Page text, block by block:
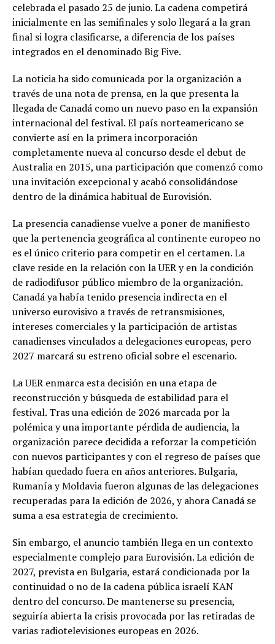
celebrada el pasado 25 de junio. La cadena competirá
inicialmente en las semifinales y solo llegará a la gran
final si logra clasificarse, a diferencia de los países
integrados en el denominado Big Five.
La noticia ha sido comunicada por la organización a
través de una nota de prensa, en la que presenta la
llegada de Canadá como un nuevo paso en la expansión
internacional del festival. El país norteamericano se
convierte así en la primera incorporación
completamente nueva al concurso desde el debut de
Australia en 2015, una participación que comenzó como
una invitación excepcional y acabó consolidándose
dentro de la dinámica habitual de Eurovisión.
La presencia canadiense vuelve a poner de manifiesto
que la pertenencia geográfica al continente europeo no
es el único criterio para competir en el certamen. La
clave reside en la relación con la UER y en la condición
de radiodifusor público miembro de la organización.
Canadá ya había tenido presencia indirecta en el
universo eurovisivo a través de retransmisiones,
intereses comerciales y la participación de artistas
canadienses vinculados a delegaciones europeas, pero
2027 marcará su estreno oficial sobre el escenario.
La UER enmarca esta decisión en una etapa de
reconstrucción y búsqueda de estabilidad para el
festival. Tras una edición de 2026 marcada por la
polémica y una importante pérdida de audiencia, la
organización parece decidida a reforzar la competición
con nuevos participantes y con el regreso de países que
habían quedado fuera en años anteriores. Bulgaria,
Rumanía y Moldavia fueron algunas de las delegaciones
recuperadas para la edición de 2026, y ahora Canadá se
suma a esa estrategia de crecimiento.
Sin embargo, el anuncio también llega en un contexto
especialmente complejo para Eurovisión. La edición de
2027, prevista en Bulgaria, estará condicionada por la
continuidad o no de la cadena pública israelí KAN
dentro del concurso. De mantenerse su presencia,
seguiría abierta la crisis provocada por las retiradas de
varias radiotelevisiones europeas en 2026.